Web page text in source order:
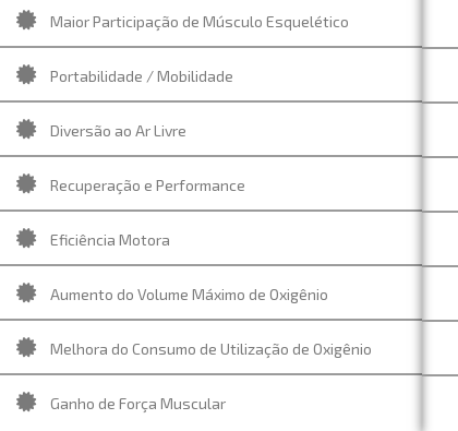
Maior Participação de Músculo Esquelético
Portabilidade / Mobilidade
Diversão ao Ar Livre
Recuperação e Performance
Eficiência Motora
Aumento do Volume Máximo de Oxigênio
Melhora do Consumo de Utilização de Oxigênio
Ganho de Força Muscular